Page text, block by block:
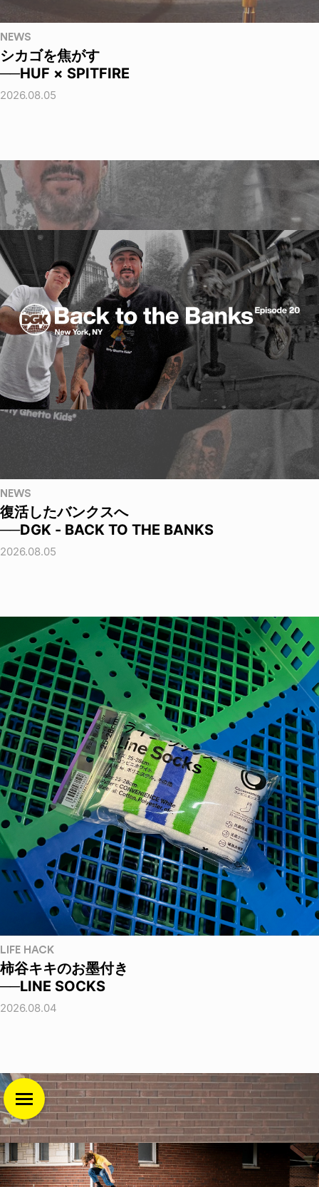
NEWS
シカゴを焦がす
──HUF × SPITFIRE
2026.08.05
NEWS
復活したバンクスへ
──DGK - BACK TO THE BANKS
2026.08.05
LIFE HACK
柿谷キキのお墨付き
──LINE SOCKS
2026.08.04